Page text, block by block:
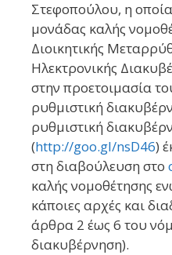
Στεφοπούλου, η
μονάδας καλής
Διοικητικής
Ηλεκτρονικής
στην προετοιμασία
ρυθμιστική
ρυθμιστική
(http://goo.gl/nsD46)
στη διαβούλευση στο
καλής νομοθέτησης
κάποιες αρχές και
άρθρα 2 έως 6 του
διακυβέρνηση).